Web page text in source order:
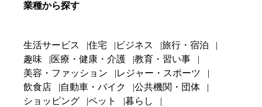
業種から探す
生活サービス 住宅 ビジネス
旅行・宿泊
趣味
医療・健康・介護
教育・習い事
美容・ファッション
レジャー・スポーツ
飲食店
自動車・バイク
公共機関・団体
ショッピング
ペット
暮らし